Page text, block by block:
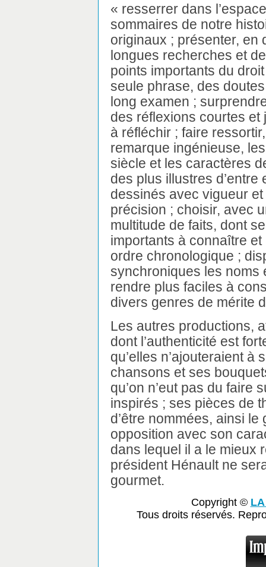
« resserrer dans
sommaires de notre
originaux ; présenter, en
longues recherches et
points importants du
seule phrase, des
long examen ;
des réflexions courtes et
à réfléchir ; faire
remarque ingénieuse,
siècle et les caractères
des plus illustres
dessinés avec vigueur
précision ; choisir, avec
multitude de faits, dont
importants à connaître
ordre chronologique ;
synchroniques les noms
rendre plus faciles à
divers genres de mérite
Les autres productions,
dont l’authenticité est
qu’elles n’ajouteraient à
chansons et ses
qu’on n’eut pas du faire
inspirés ; ses pièces de
d’être nommées, ainsi
opposition avec son
dans lequel il a le mieux
président Hénault ne
gourmet.
Copyright ©
Tous droits réservés.